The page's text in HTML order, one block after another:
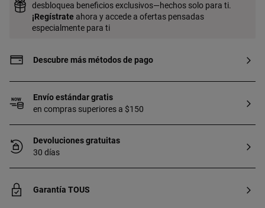
desbloquea beneficios exclusivos—hechos solo para ti.
¡Regístrate ahora y accede a ofertas pensadas
especialmente para ti
Descubre más métodos de pago
Envío estándar gratis
en compras superiores a $150
Devoluciones gratuitas
30 días
Garantía TOUS